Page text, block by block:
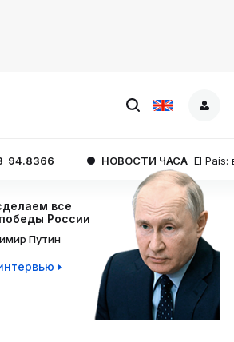
НОВОСТИ ЧАСА El País: власти
все
России
Путин